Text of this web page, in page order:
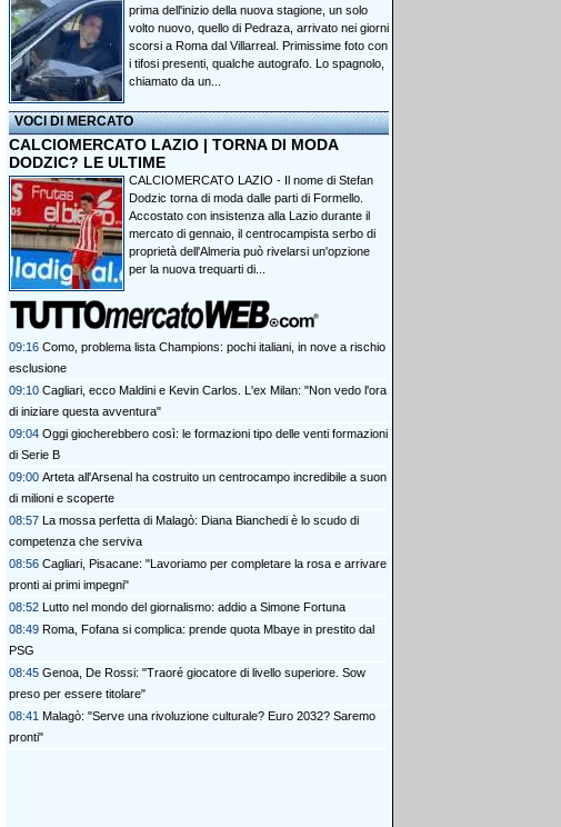
prima dell'inizio della nuova stagione, un solo
volto nuovo, quello di Pedraza, arrivato nei giorni
scorsi a Roma dal Villarreal. Primissime foto con
i tifosi presenti, qualche autografo. Lo spagnolo,
chiamato da un...
VOCI DI MERCATO
CALCIOMERCATO LAZIO | TORNA DI MODA
DODZIC? LE ULTIME
CALCIOMERCATO LAZIO - Il nome di Stefan
Dodzic torna di moda dalle parti di Formello.
Accostato con insistenza alla Lazio durante il
mercato di gennaio, il centrocampista serbo di
proprietà dell'Almeria può rivelarsi un'opzione
per la nuova trequarti di...
09:16 Como, problema lista Champions: pochi italiani, in nove a rischio
esclusione
09:10 Cagliari, ecco Maldini e Kevin Carlos. L'ex Milan: "Non vedo l'ora
di iniziare questa avventura"
09:04 Oggi giocherebbero così: le formazioni tipo delle venti formazioni
di Serie B
09:00 Arteta all'Arsenal ha costruito un centrocampo incredibile a suon
di milioni e scoperte
08:57 La mossa perfetta di Malagò: Diana Bianchedi è lo scudo di
competenza che serviva
08:56 Cagliari, Pisacane: "Lavoriamo per completare la rosa e arrivare
pronti ai primi impegni"
08:52 Lutto nel mondo del giornalismo: addio a Simone Fortuna
08:49 Roma, Fofana si complica: prende quota Mbaye in prestito dal
PSG
08:45 Genoa, De Rossi: "Traoré giocatore di livello superiore. Sow
preso per essere titolare"
08:41 Malagò: "Serve una rivoluzione culturale? Euro 2032? Saremo
pronti"